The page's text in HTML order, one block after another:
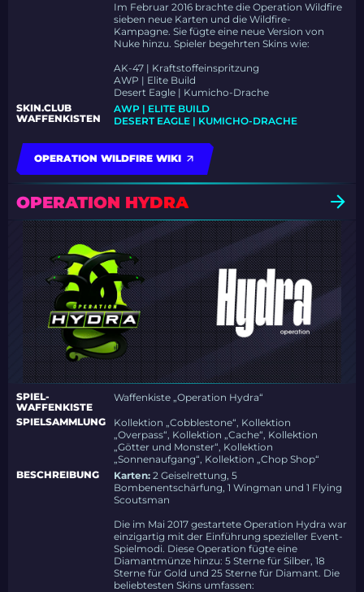
Im Februar 2016 brachte die Operation Wildfire
sieben neue Karten und die Wildfire-
Kampagne. Sie fügte eine neue Version von
Nuke hinzu. Spieler begehrten Skins wie:
AK-47 | Kraftstoffeinspritzung
AWP | Elite Build
Desert Eagle | Kumicho-Drache
SKIN.CLUB
WAFFENKISTEN
AWP | ELITE BUILD
DESERT EAGLE | KUMICHO-DRACHE
OPERATION WILDFIRE WIKI
OPERATION HYDRA
SPIEL-
WAFFENKISTE
Waffenkiste „Operation Hydra“
SPIELSAMMLUNG
Kollektion „Cobblestone“, Kollektion
„Overpass“, Kollektion „Cache“, Kollektion
„Götter und Monster“, Kollektion
„Sonnenaufgang“, Kollektion „Chop Shop“
BESCHREIBUNG
Karten: 2 Geiselrettung, 5
Bombenentschärfung, 1 Wingman und 1 Flying
Scoutsman
Die im Mai 2017 gestartete Operation Hydra war
einzigartig mit der Einführung spezieller Event-
Spielmodi. Diese Operation fügte eine
Diamantmünze hinzu: 5 Sterne für Silber, 18
Sterne für Gold und 25 Sterne für Diamant. Die
beliebtesten Skins umfassen: